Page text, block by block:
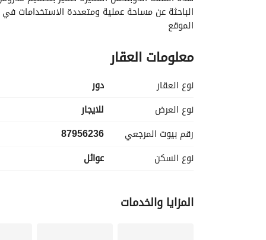
الباحثة عن مساحة عملية ومتعددة الاستخدامات
الموقع
حي طويق، الرياض
سهولة الوصول:
قرب الطرق الرئيسية والمناطق الحيوية في المدينة
تفاصيل الإيجار
السعر:
80,000 ريال سعودي سنوياً
نوع العقار:
الأثاث:
الطابق الأرضي:
معلومات العقار
نوع العقار
دور
نوع العرض
للايجار
رقم بيوت المرجعي
87956236
نوع السكن
عوائل
المزايا والخدمات